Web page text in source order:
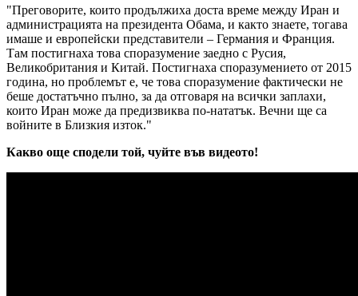
"Преговорите, които продължиха доста време между Иран и
администрацията на президента Обама, и както знаете, тогава
имаше и европейски представители – Германия и Франция.
Там постигнаха това споразумение заедно с Русия,
Великобритания и Китай. Постигнаха споразумението от 2015
година, но проблемът е, че това споразумение фактически не
беше достатъчно пълно, за да отговаря на всички заплахи,
които Иран може да предизвиква по-нататък. Вечни ще са
войните в Близкия изток."
Какво още сподели той, чуйте във видеото!